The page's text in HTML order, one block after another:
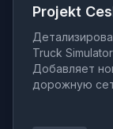
Projekt
Truck
Добавляет
дорожную